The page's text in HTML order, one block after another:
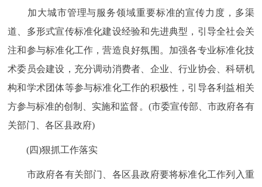
加大城市管理与服务领域重要标准的宣传力度，多渠
道、多形式宣传标准化建设经验和先进典型，引导全社会关
注和参与标准化工作，营造良好氛围。加强各专业标准化技
术委员会建设，充分调动消费者、企业、行业协会、科研机
构和学术团体等参与标准化工作的积极性，引导各利益相关
方参与标准的创制、实施和监督。(市委宣传部、市政府各有
关部门、各区县政府)
(四)狠抓工作落实
市政府各有关部门、各区县政府要将标准化工作列入重